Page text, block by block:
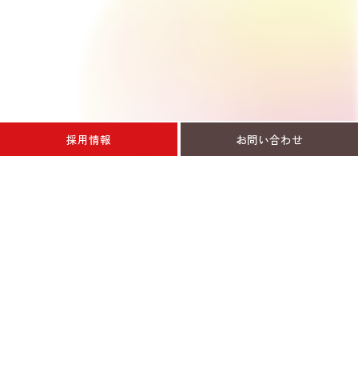
採用情報 お問い合わせ